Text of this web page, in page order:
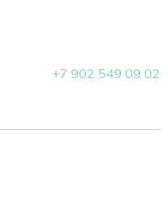
+7 902 549 09 02